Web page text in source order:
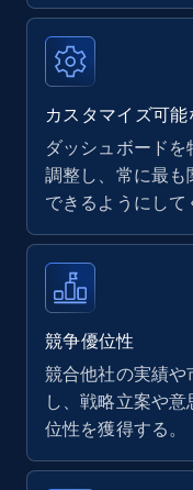
URL, Product
rating object,
Author name,
7.4K+
Walmart -
URL, Final price,
Specifications,
more.
5.6K+
カスタマイズ可
ダッシュボード
調整し、常に最も
できるようにして
競争優位性
競合他社の実績や
し、戦略立案や
位性を獲得する。